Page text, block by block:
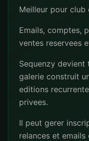
Meilleur pour club
Emails, comptes,
ventes reservees
Sequenzy
galerie construit
editions
privees.
Il peut gerer
relances et emails